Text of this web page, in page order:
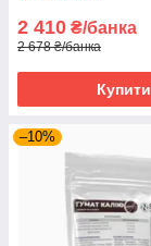
2 410 ₴/банка
2 678 ₴/банка
Купити
–10%